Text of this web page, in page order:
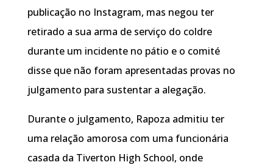
publicação no Instagram, mas negou ter
retirado a sua arma de serviço do coldre
durante um incidente no pátio e o comité
disse que não foram apresentadas provas no
julgamento para sustentar a alegação.
Durante o julgamento, Rapoza admitiu ter
uma relação amorosa com uma funcionária
casada da Tiverton High School, onde